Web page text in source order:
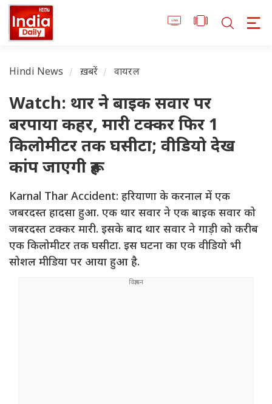
Hindi News ख़बरें वायरल
Watch: थार ने बाइक सवार पर
बरपाया कहर, मारी टक्कर फिर 1
किलोमीटर तक घसीटा; वीडियो देख
कांप जाएगी रूह
Karnal Thar Accident: हरियाणा के करनाल में एक
जबरदस्त हादसा हुआ. एक थार सवार ने एक बाइक सवार को
जबरदस्त टक्कर मारी. इसके बाद थार सवार ने गाड़ी को करीब
एक किलोमीटर तक घसीटा. इस घटना का एक वीडियो भी
सोशल मीडिया पर आया हुआ है.